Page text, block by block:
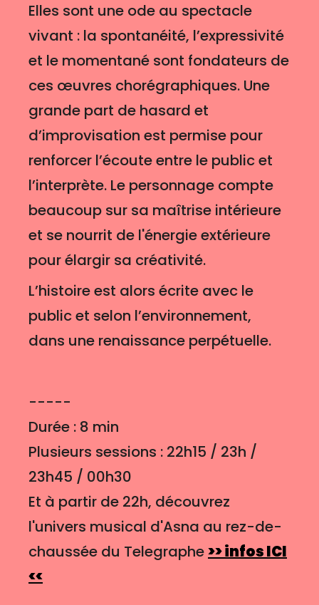
Elles sont une ode au spectacle
vivant : la spontanéité, l’expressivité
et le momentané sont fondateurs de
ces œuvres chorégraphiques. Une
grande part de hasard et
d’improvisation est permise pour
renforcer l’écoute entre le public et
l’interprète. Le personnage compte
beaucoup sur sa maîtrise intérieure
et se nourrit de l'énergie extérieure
pour élargir sa créativité.
L’histoire est alors écrite avec le
public et selon l’environnement,
dans une renaissance perpétuelle.
-----
Durée : 8 min
Plusieurs sessions : 22h15 / 23h /
23h45 / 00h30
Et à partir de 22h, découvrez
l'univers musical d'Asna au rez-de-
chaussée du Telegraphe>> infos ICI
<<